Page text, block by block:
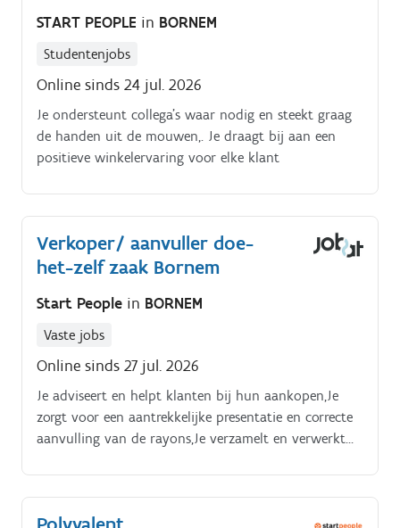
START PEOPLE in BORNEM
Studentenjobs
Online sinds 24 jul. 2026
Je ondersteunt collega's waar nodig en steekt graag
de handen uit de mouwen,. Je draagt bij aan een
positieve winkelervaring voor elke klant
Verkoper/ aanvuller doe-
het-zelf zaak Bornem
Start People in BORNEM
Vaste jobs
Online sinds 27 jul. 2026
Je adviseert en helpt klanten bij hun aankopen,Je
zorgt voor een aantrekkelijke presentatie en correcte
aanvulling van de rayons,Je verzamelt en verwerkt
van leveringen,Je staat mee in voor
goederenontvangst en voorraadbeheer,Je verwerkt
inkomende goederen en vult de stock aan,Je levert